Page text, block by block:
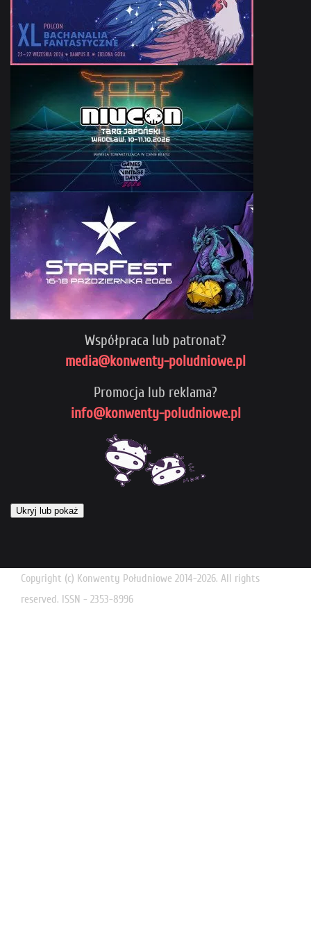
Współpraca lub patronat?
media@konwenty-poludniowe.pl
Promocja lub reklama?
info@konwenty-poludniowe.pl
Ukryj lub pokaż
Copyright (c) Konwenty Południowe 2014-2026. All rights
reserved. ISSN - 2353-8996